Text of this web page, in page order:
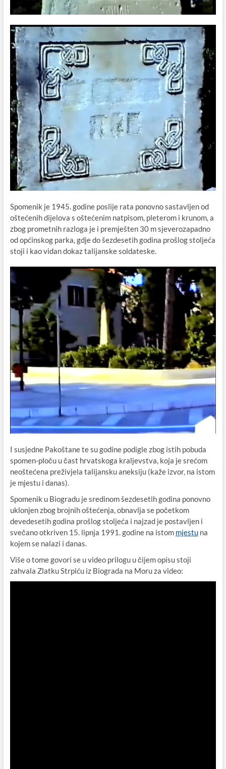
Spomenik je 1945. godine poslije rata ponovno sastavljen od
oštećenih dijelova s oštećenim natpisom, pleterom i krunom, a
zbog prometnih razloga je i premješten 30 m sjeverozapadno
od općinskog parka, gdje do šezdesetih godina prošlog stoljeća
stoji i kao vidan dokaz talijanske soldateske.
I susjedne Pakoštane te su godine podigle zbog istih pobuda
spomen-ploču u čast hrvatskoga kraljevstva, koja je srećom
neoštećena preživjela talijansku aneksiju (kaže izvor, na istom
je mjestu i danas).
Spomenik u Biogradu je sredinom šezdesetih godina ponovno
uklonjen zbog brojnih oštećenja, obnavlja se početkom
devedesetih godina prošlog stoljeća i najzad je postavljen i
svečano otkriven 15. lipnja 1991. godine na istom mjestuna
kojem se nalazi i danas.
Više o tome govori se u video prilogu u čijem opisu stoji
zahvala Zlatku Strpiću iz Biograda na Moru za video: